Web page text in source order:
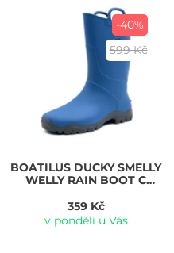
-40%
599 Kč
BOATILUS DUCKY SMELLY
WELLY RAIN BOOT C
359 Kč
v pondělí u Vás